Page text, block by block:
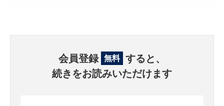
会員登録 無料 すると、
続きをお読みいただけます